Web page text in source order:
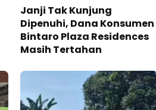
Janji Tak Kunjung
Dipenuhi, Dana Konsumen
Bintaro Plaza Residences
Masih Tertahan